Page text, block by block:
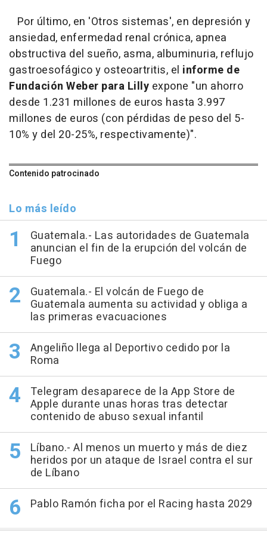
Por último, en 'Otros sistemas', en depresión y
ansiedad, enfermedad renal crónica, apnea
obstructiva del sueño, asma, albuminuria, reflujo
gastroesofágico y osteoartritis, el informe de
Fundación Weber para Lilly expone "un ahorro
desde 1.231 millones de euros hasta 3.997
millones de euros (con pérdidas de peso del 5-
10% y del 20-25%, respectivamente)".
Contenido patrocinado
Lo más leído
Guatemala.- Las autoridades de Guatemala
anuncian el fin de la erupción del volcán de
Fuego
Guatemala.- El volcán de Fuego de
Guatemala aumenta su actividad y obliga a
las primeras evacuaciones
Angeliño llega al Deportivo cedido por la
Roma
Telegram desaparece de la App Store de
Apple durante unas horas tras detectar
contenido de abuso sexual infantil
Líbano.- Al menos un muerto y más de diez
heridos por un ataque de Israel contra el sur
de Líbano
Pablo Ramón ficha por el Racing hasta 2029